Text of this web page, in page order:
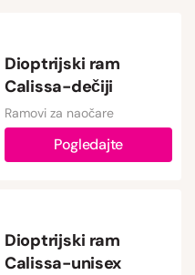
Dioptrijski ram
Calissa-dečiji
Ramovi za naočare
Pogledajte
Dioptrijski ram
Calissa-unisex